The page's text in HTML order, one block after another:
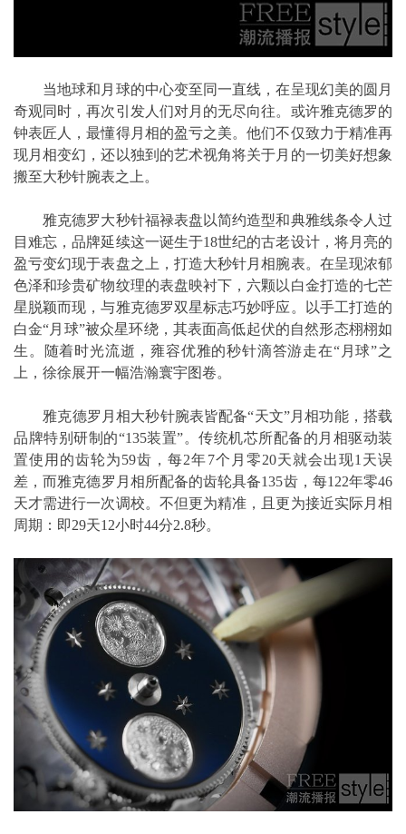
当地球和月球的中心变至同一直线，在呈现幻美的圆月
奇观同时，再次引发人们对月的无尽向往。或许雅克德罗的
钟表匠人，最懂得月相的盈亏之美。他们不仅致力于精准再
现月相变幻，还以独到的艺术视角将关于月的一切美好想象
搬至大秒针腕表之上。
雅克德罗大秒针福禄表盘以简约造型和典雅线条令人过
目难忘，品牌延续这一诞生于18世纪的古老设计，将月亮的
盈亏变幻现于表盘之上，打造大秒针月相腕表。在呈现浓郁
色泽和珍贵矿物纹理的表盘映衬下，六颗以白金打造的七芒
星脱颖而现，与雅克德罗双星标志巧妙呼应。以手工打造的
白金“月球”被众星环绕，其表面高低起伏的自然形态栩栩如
生。随着时光流逝，雍容优雅的秒针滴答游走在“月球”之
上，徐徐展开一幅浩瀚寰宇图卷。
雅克德罗月相大秒针腕表皆配备“天文”月相功能，搭载
品牌特别研制的“135装置”。传统机芯所配备的月相驱动装
置使用的齿轮为59齿，每2年7个月零20天就会出现1天误
差，而雅克德罗月相所配备的齿轮具备135齿，每122年零46
天才需进行一次调校。不但更为精准，且更为接近实际月相
周期：即29天12小时44分2.8秒。